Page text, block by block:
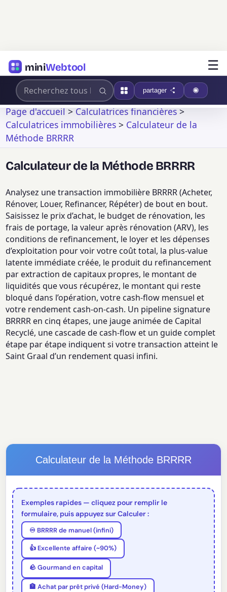
miniWebtool ☰
partager
Page d'accueil>Calculatrices financières>
Calculatrices immobilières > Calculateur de la
Méthode BRRRR
Calculateur de la Méthode BRRRR
Analysez une transaction immobilière BRRRR (Acheter,
Rénover, Louer, Refinancer, Répéter) de bout en bout.
Saisissez le prix d’achat, le budget de rénovation, les
frais de portage, la valeur après rénovation (ARV), les
conditions de refinancement, le loyer et les dépenses
d’exploitation pour voir votre coût total, la plus-value
latente immédiate créée, le produit du refinancement
par extraction de capitaux propres, le montant de
liquidités que vous récupérez, le montant qui reste
bloqué dans l’opération, votre cash-flow mensuel et
votre rendement cash-on-cash. Un pipeline signature
BRRRR en cinq étapes, une jauge animée de Capital
Recyclé, une cascade de cash-flow et un guide complet
étape par étape indiquent si votre transaction atteint le
Saint Graal d’un rendement quasi infini.
Calculateur de la Méthode BRRRR
Exemples rapides — cliquez pour remplir le
formulaire, puis appuyez sur Calculer :
♾️ BRRRR de manuel (infini)
👍 Excellente affaire (~90%)
🪨 Gourmand en capital
🏦 Achat par prêt privé (Hard-Money)